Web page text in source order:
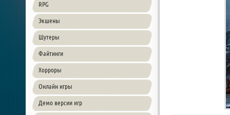
RPG
Экшены
Шутеры
Файтинги
Хорроры
Онлайн игры
Демо версии игр